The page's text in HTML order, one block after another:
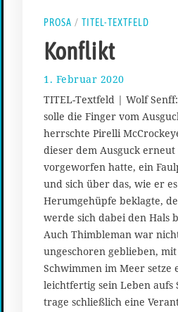
PROSA / TITEL-TEXTFELD
Konflikt
1. Februar 2020
.
F
e
b
r
u
r
2
0
2
0
TITEL-Textfeld | Wolf
solle die Finger vom
herrschte Pirelli
dieser dem Ausguck
vorgeworfen hatte, ein
und sich über das, wie er
Herumgehüpfe beklagte,
werde sich dabei den Hals
Auch Thimbleman war
ungeschoren geblieben,
Schwimmen im Meer setze
leichtfertig sein Leben aufs
trage schließlich eine